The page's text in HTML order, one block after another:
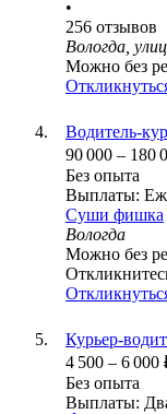
•
256 отзывов
Вологда,
Можно без
Водитель-
90 000 – 180
Без опыта
Выплаты:
Суши фишка
Вологда
Можно без
Курьер-
4 500 – 6 000
Без опыта
Выплаты: